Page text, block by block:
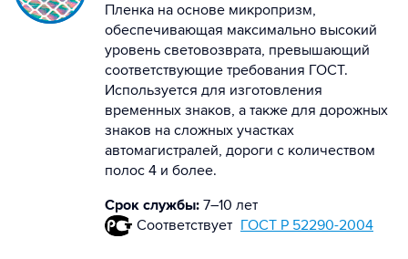
Пленка на основе микропризм,
обеспечивающая максимально высокий
уровень световозврата, превышающий
соответствующие требования ГОСТ.
Используется для изготовления
временных знаков, а также для дорожных
знаков на сложных участках
автомагистралей, дороги с количеством
полос 4 и более.
Срок службы: 7–10 лет
Соответствует ГОСТ Р 52290-2004